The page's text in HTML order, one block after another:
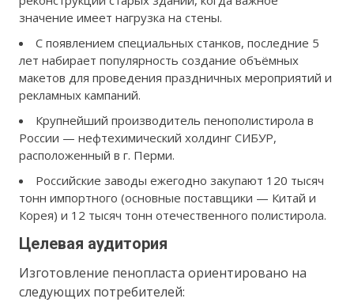
значение имеет нагрузка на стены.
С появлением специальных станков, последние 5
лет набирает популярность создание объёмных
макетов для проведения праздничных мероприятий и
рекламных кампаний.
Крупнейший производитель пенополистирола в
России — нефтехимический холдинг СИБУР,
расположенный в г. Перми.
Российские заводы ежегодно закупают 120 тысяч
тонн импортного (основные поставщики — Китай и
Корея) и 12 тысяч тонн отечественного полистирола.
Целевая аудитория
Изготовление пенопласта ориентировано на
следующих потребителей: